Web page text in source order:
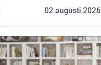
02 augusti 2026